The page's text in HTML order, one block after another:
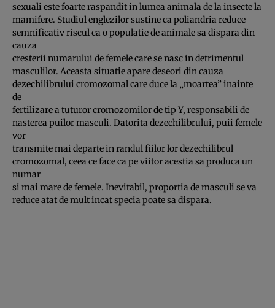
sexuali este foarte raspandit in lumea animala de la insecte la
mamifere. Studiul englezilor sustine ca poliandria reduce
semnificativ riscul ca o populatie de animale sa dispara din
cauza
cresterii numarului de femele care se nasc in detrimentul
masculilor. Aceasta situatie apare deseori din cauza
dezechilibrului cromozomal care duce la „moartea” inainte
de
fertilizare a tuturor cromozomilor de tip Y, responsabili de
nasterea puilor masculi. Datorita dezechilibrului, puii femele
vor
transmite mai departe in randul fiilor lor dezechilibrul
cromozomal, ceea ce face ca pe viitor acestia sa produca un
numar
si mai mare de femele. Inevitabil, proportia de masculi se va
reduce atat de mult incat specia poate sa dispara.